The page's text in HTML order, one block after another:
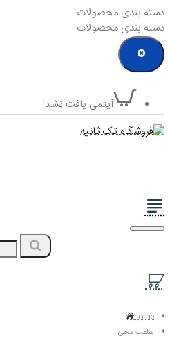
دسته بندی محصولات
دسته بندی محصولات
آیتمی یافت نشد!
home
ساعت مچی